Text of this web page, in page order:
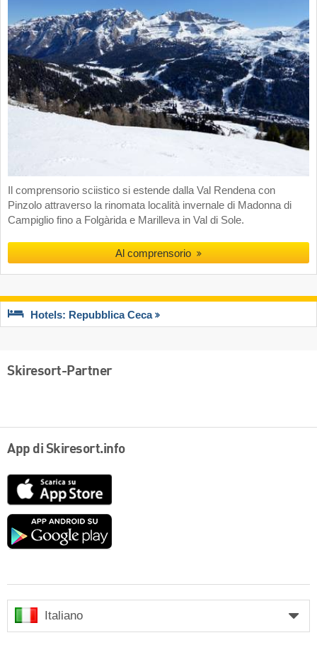
Il comprensorio sciistico si estende dalla Val Rendena con
Pinzolo attraverso la rinomata località invernale di Madonna di
Campiglio fino a Folgàrida e Marilleva in Val di Sole.
Al comprensorio
Hotels: Repubblica Ceca
Skiresort-Partner
App di Skiresort.info
Google
Italiano